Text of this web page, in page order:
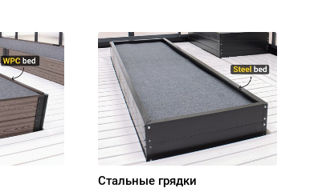
Стальные грядки